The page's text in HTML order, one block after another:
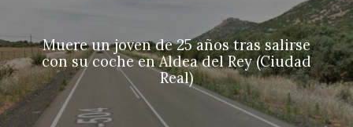
Muere un joven de 25 años tras salirse
con su coche en Aldea del Rey (Ciudad
Real)